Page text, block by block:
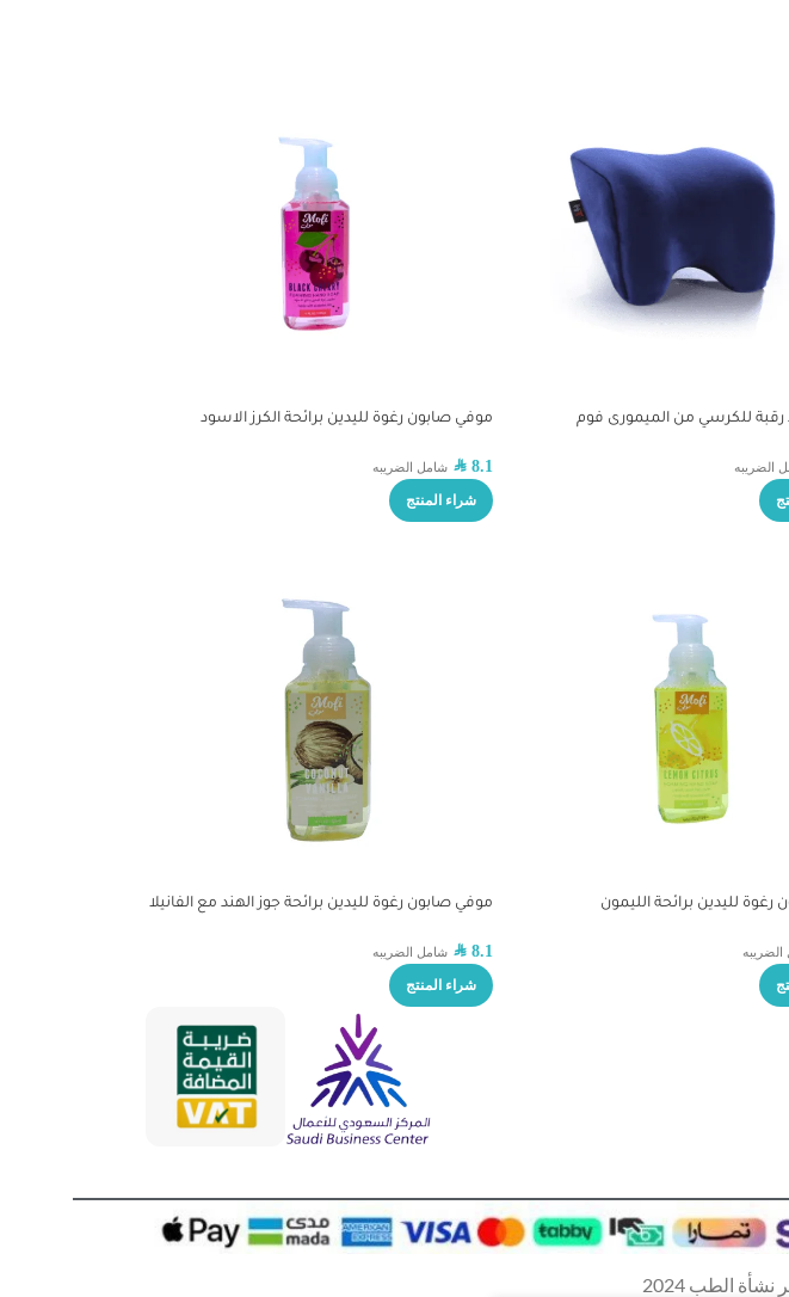
للكرسي من الميمورى فوم
الضريبه
موفي صابون رغوة لليدين برائحة الكرز الاسود
SAR8.1 شامل الضريبه
شراء المنتج
لليدين برائحة الليمون موفي صابون رغوة لليدين برائحة جوز الهند مع الفانيلا
SAR8.1 شامل الضريبه
شراء المنتج
الطب 2024